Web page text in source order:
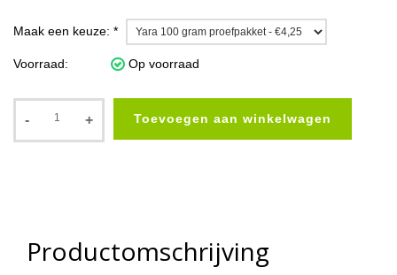
Maak een keuze: *
Voorraad: Op voorraad
- + Toevoegen aan winkelwagen
Productomschrijving